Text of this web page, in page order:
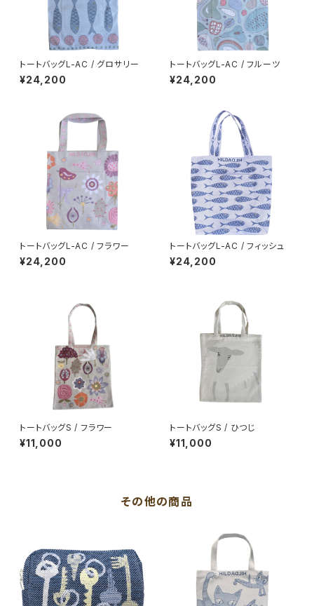
トートバッグL-AC / グロサリー
¥24,200
トートバッグL-AC / フルーツ
¥24,200
トートバッグL-AC / フラワー
¥24,200
トートバッグL-AC / フィッシュ
¥24,200
トートバッグS / フラワー
¥11,000
トートバッグS / ひつじ
¥11,000
その他の商品